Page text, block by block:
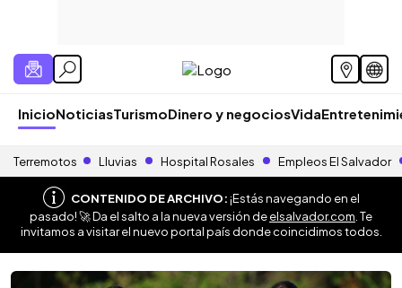
InicioNoticiasTurismoDinero y negociosVida
Terremotos Lluvias Hospital Rosales Empleos El Salvador
CONTENIDO DE ARCHIVO:¡Estás navegando en el
pasado! 🚀 Da el salto a la nueva versión deelsalvador.com . Te
invitamos a visitar el nuevo portal país donde coincidimos todos.